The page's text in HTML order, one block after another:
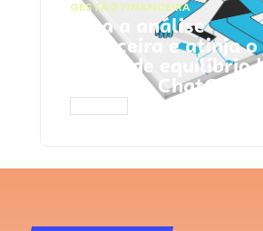
GESTÃO FINANCEIRA
Faça a análise
financeira e atinja o
ponto de equilíbrio |
Prompts ChatGPT